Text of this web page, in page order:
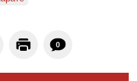
0